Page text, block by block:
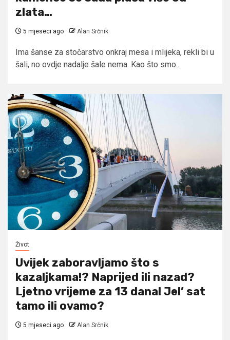
zlata…
5 mjeseci ago Alan Srčnik
Ima šanse za stočarstvo onkraj mesa i mlijeka, rekli bi u
šali, no ovdje nadalje šale nema. Kao što smo...
Život
Uvijek zaboravljamo što s
kazaljkama!? Naprijed ili nazad?
Ljetno vrijeme za 13 dana! Jel’ sat
tamo ili ovamo?
5 mjeseci ago Alan Srčnik